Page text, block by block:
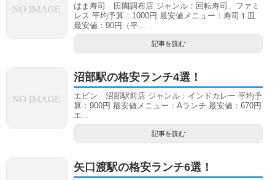
はま寿司 田園調布店 ジャンル：回転寿司、ファミ
レス 平均予算：1000円 最安値メニュー：寿司１皿
最安値：90円（平...
記事を読む
沼部駅の格安ランチ4選！
エビン 沼部駅前店 ジャンル：インドカレー 平均予
算：900円 最安値メニュー：Aランチ 最安値：670円
エ...
記事を読む
矢口渡駅の格安ランチ6選！